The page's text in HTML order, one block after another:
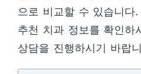
으로 비교할 수 있습니다
추천 치과 정보를 확인하
상담을 진행하시기 바랍